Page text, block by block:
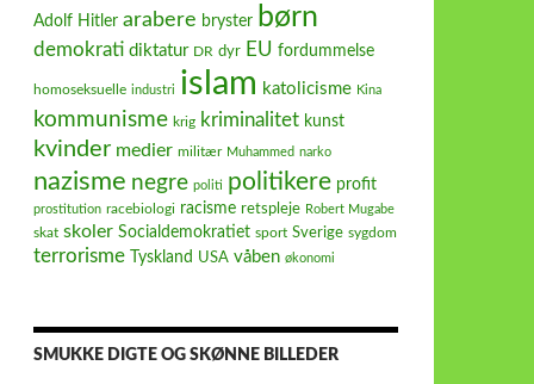
Adolf Hitler arabere bryster børn
demokrati diktatur DR dyr EU fordummelse
homoseksuelle industri islam katolicisme Kina
kommunisme krig kriminalitet kunst
kvinder medier militær Muhammed narko
nazisme negre politi politikere profit
prostitution racebiologi racisme retspleje Robert Mugabe
skat skoler Socialdemokratiet sport Sverige sygdom
terrorisme Tyskland USA våben økonomi
SMUKKE DIGTE OG SKØNNE BILLEDER